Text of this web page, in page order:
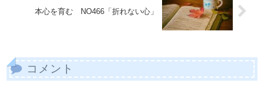
本心を育む NO466「折れない心」
コメント